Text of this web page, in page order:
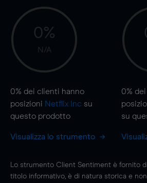
0%
N/A
0% dei clienti hanno
posizioni Netflix Inc su
questo prodotto
Visualizza lo strumento
0%
su
Lo strumento Client Sentiment è fornito
titolo informativo, è di natura storica e